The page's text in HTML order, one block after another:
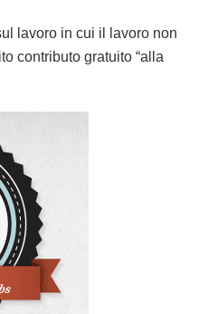
lavoro in cui il lavoro non
contributo gratuito “alla